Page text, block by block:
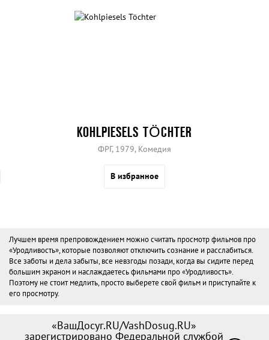
KOHLPIESELS TÖCHTER
ФРГ, 1979, Комедия
В избранное
Лучшем время препровождением можно считать просмотр фильмов про
«Уродливость», которые позволяют отключить сознание и расслабиться.
Все заботы и дела забыты, все невзгоды позади, когда вы сидите перед
большим экраном и наслаждаетесь фильмами про «Уродливость».
Поэтому не стоит медлить, просто выберете свой фильм и приступайте к
его просмотру.
«ВашДосуг.RU/VashDosug.RU»
зарегистрировано Федеральной службой